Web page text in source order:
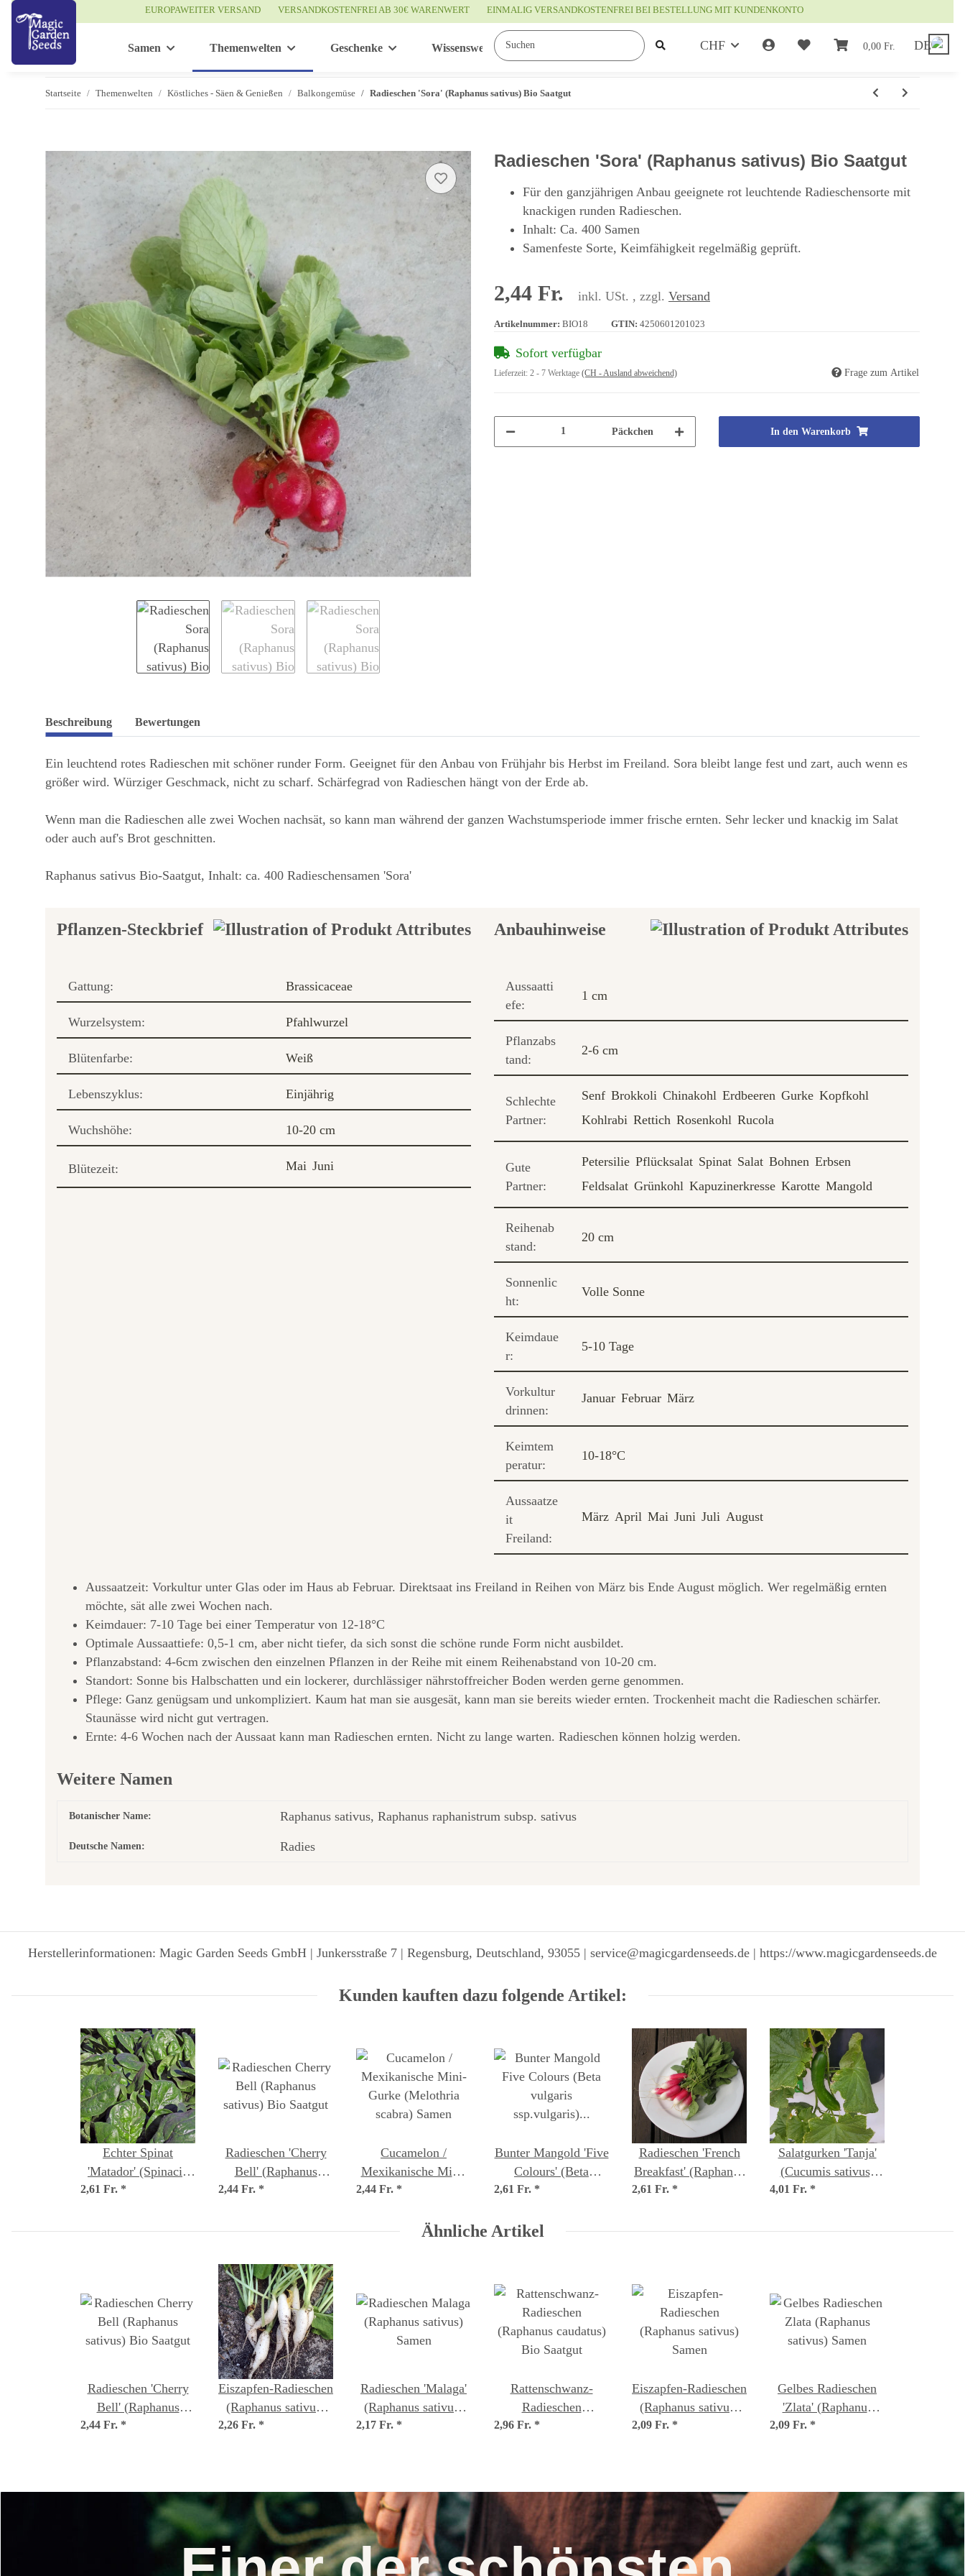
EUROPAWEITER VERSAND VERSANDKOSTENFREI AB 30€ WARENWERT EINMALIG VERSANDKOSTENFREI BEI BESTELLUNG MIT KUNDENKONTO
CHF 0,00 Fr. DE
Samen Themenwelten Geschenke Wissenswertes
Startseite Themenwelten Köstliches - Säen & Genießen Balkongemüse Radieschen 'Sora' (Raphanus sativus) Bio Saatgut
Radieschen 'Sora' (Raphanus sativus) Bio Saatgut
Für den ganzjährigen Anbau geeignete rot leuchtende Radieschensorte mit
knackigen runden Radieschen.
Inhalt: Ca. 400 Samen
Samenfeste Sorte, Keimfähigkeit regelmäßig geprüft.
2,44 Fr. inkl. USt. , zzgl. Versand
Artikelnummer: BIO18 GTIN: 4250601201023
Sofort verfügbar
Lieferzeit: 2 - 7 Werktage (CH - Ausland abweichend) Frage zum Artikel
Päckchen In den Warenkorb
Beschreibung Bewertungen
Ein leuchtend rotes Radieschen mit schöner runder Form. Geeignet für den Anbau von Frühjahr bis Herbst im Freiland. Sora bleibt lange fest und zart, auch wenn es
größer wird. Würziger Geschmack, nicht zu scharf. Schärfegrad von Radieschen hängt von der Erde ab.
Wenn man die Radieschen alle zwei Wochen nachsät, so kann man während der ganzen Wachstumsperiode immer frische ernten. Sehr lecker und knackig im Salat
oder auch auf's Brot geschnitten.
Raphanus sativus Bio-Saatgut, Inhalt: ca. 400 Radieschensamen 'Sora'
Pflanzen-Steckbrief
Gattung: Brassicaceae
Wurzelsystem: Pfahlwurzel
Blütenfarbe: Weiß
Lebenszyklus: Einjährig
Wuchshöhe: 10-20 cm
Blütezeit: Mai Juni
Anbauhinweise
Aussaatti
efe:
1 cm
Pflanzabs
tand:
2-6 cm
Schlechte
Partner:
Senf Brokkoli Chinakohl Erdbeeren Gurke Kopfkohl
Kohlrabi Rettich Rosenkohl Rucola
Gute
Partner:
Petersilie Pflücksalat Spinat Salat Bohnen Erbsen
Feldsalat Grünkohl Kapuzinerkresse Karotte Mangold
Reihenab
stand:
20 cm
Sonnenlic
ht:
Volle Sonne
Keimdaue
r:
5-10 Tage
Vorkultur
drinnen:
Januar Februar März
Keimtem
peratur:
10-18°C
Aussaatze
it
Freiland:
März April Mai Juni Juli August
Aussaatzeit: Vorkultur unter Glas oder im Haus ab Februar. Direktsaat ins Freiland in Reihen von März bis Ende August möglich. Wer regelmäßig ernten
möchte, sät alle zwei Wochen nach.
Keimdauer: 7-10 Tage bei einer Temperatur von 12-18°C
Optimale Aussaattiefe: 0,5-1 cm, aber nicht tiefer, da sich sonst die schöne runde Form nicht ausbildet.
Pflanzabstand: 4-6cm zwischen den einzelnen Pflanzen in der Reihe mit einem Reihenabstand von 10-20 cm.
Standort: Sonne bis Halbschatten und ein lockerer, durchlässiger nährstoffreicher Boden werden gerne genommen.
Pflege: Ganz genügsam und unkompliziert. Kaum hat man sie ausgesät, kann man sie bereits wieder ernten. Trockenheit macht die Radieschen schärfer.
Staunässe wird nicht gut vertragen.
Ernte: 4-6 Wochen nach der Aussaat kann man Radieschen ernten. Nicht zu lange warten. Radieschen können holzig werden.
Weitere Namen
Botanischer Name: Raphanus sativus, Raphanus raphanistrum subsp. sativus
Deutsche Namen: Radies
Herstellerinformationen: Magic Garden Seeds GmbH | Junkersstraße 7 | Regensburg, Deutschland, 93055 | service@magicgardenseeds.de | https://www.magicgardenseeds.de
Kunden kauften dazu folgende Artikel:
Echter Spinat
'Matador' (Spinacia
oleracea) Bio Saatgut
2,61 Fr. *
Radieschen 'Cherry
Bell' (Raphanus
sativus) Bio Saatgut
2,44 Fr. *
Cucamelon /
Mexikanische Mini-
Gurke (Melothria
2,44 Fr. *
Bunter Mangold 'Five
Colours' (Beta
vulgaris ssp.vulgaris)
2,61 Fr. *
Radieschen 'French
Breakfast' (Raphanus
sativus) Bio Saatgut
2,61 Fr. *
Salatgurken 'Tanja'
(Cucumis sativus)
Bio Saatgut
4,01 Fr. *
Ähnliche Artikel
Radieschen 'Cherry
Bell' (Raphanus
sativus) Bio Saatgut
2,44 Fr. *
Eiszapfen-Radieschen
(Raphanus sativus)
BIO Saatgut
2,26 Fr. *
Radieschen 'Malaga'
(Raphanus sativus)
Samen
2,17 Fr. *
Rattenschwanz-
Radieschen
(Raphanus caudatus)
2,96 Fr. *
Eiszapfen-Radieschen
(Raphanus sativus)
Samen
2,09 Fr. *
Gelbes Radieschen
'Zlata' (Raphanus
sativus) Samen
2,09 Fr. *